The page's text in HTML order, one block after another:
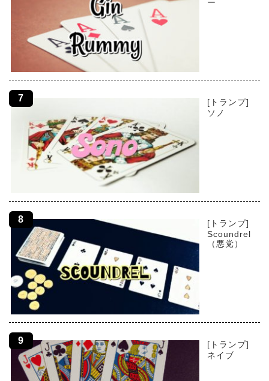
ー
[トランプ]
ソノ
[トランプ]
Scoundrel
（悪党）
[トランプ]
ネイブ